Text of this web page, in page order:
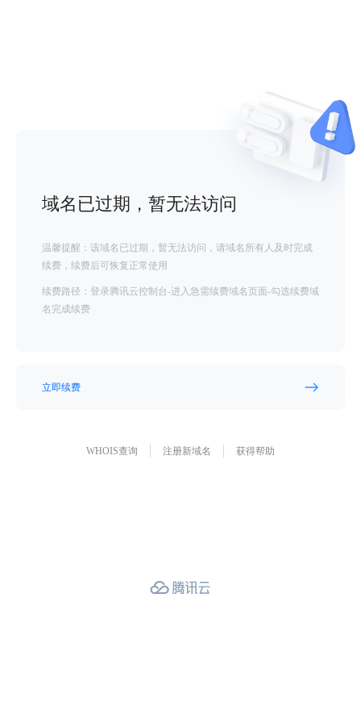
域名已过期，暂无法访问
温馨提醒：该域名已过期，暂无法访问，请域名所有人及时完成
续费，续费后可恢复正常使用
续费路径：登录腾讯云控制台-进入急需续费域名页面-勾选续费域
名完成续费
立即续费
WHOIS查询 注册新域名 获得帮助